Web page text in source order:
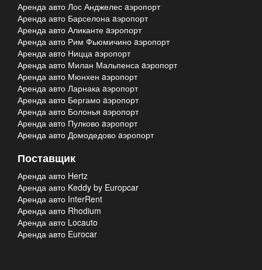
Аренда авто Лос Анджелес aэропорт
Аренда авто Барселона aэропорт
Аренда авто Аликанте aэропорт
Аренда авто Рим Фьюмичино aэропорт
Аренда авто Ницца aэропорт
Аренда авто Милан Мальпенса aэропорт
Аренда авто Мюнхен aэропорт
Аренда авто Ларнака aэропорт
Аренда авто Бергамо aэропорт
Аренда авто Болонья aэропорт
Аренда авто Пулково aэропорт
Аренда авто Домодедово aэропорт
Поставщик
Аренда авто Hertz
Аренда авто Keddy by Europcar
Аренда авто InterRent
Аренда авто Rhodium
Аренда авто Locauto
Аренда авто Eurocar